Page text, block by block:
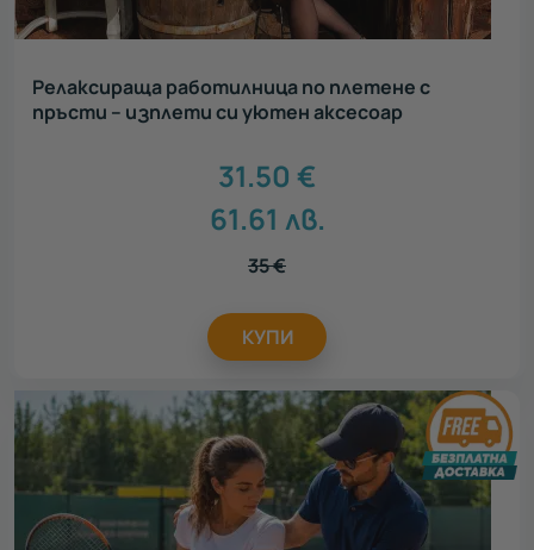
Релаксираща работилница по плетене с
пръсти – изплети си уютен аксесоар
31.50 €
61.61 лв.
35€
КУПИ